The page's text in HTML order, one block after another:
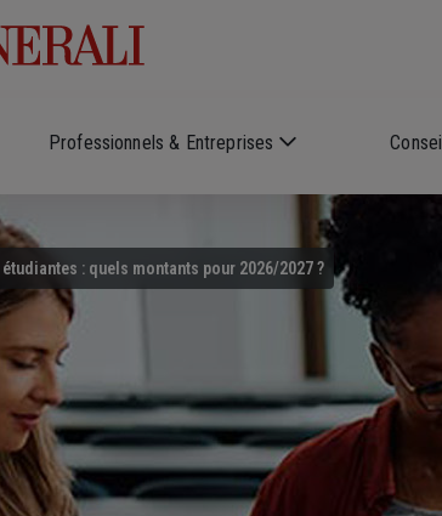
Professionnels & Entreprises
: quels montants pour 2026/2027 ?